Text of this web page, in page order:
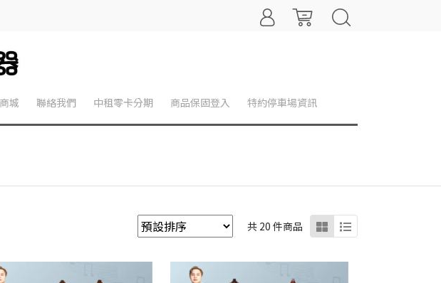
商城 聯絡我們 中租零卡分期 商品保固登入 特約停車場資訊
共 20 件商品